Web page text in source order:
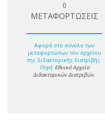
0
ΜΕΤΑΦΟΡΤΩΣΕΙΣ
Αφορά στο σύνολο των
μεταφορτώσων του αρχείου
της διδακτορικής διατριβής.
Πηγή: Εθνικό Αρχείο
Διδακτορικών Διατριβών.